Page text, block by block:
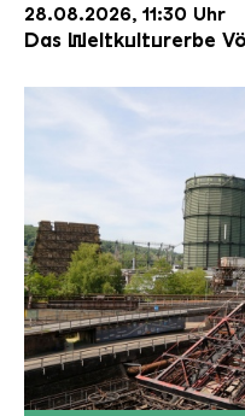
28.08.2026, 11:30 Uhr
Das Weltkulturerbe